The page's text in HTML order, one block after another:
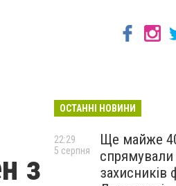
з
ОСТАННІ НОВИНИ
Ще майже
захисників
22:29
5 серпня